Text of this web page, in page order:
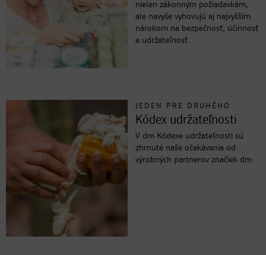
nielen zákonným požiadavkám,
ale navyše vyhovujú aj najvyšším
nárokom na bezpečnosť, účinnosť
a udržateľnosť.
JEDEN PRE DRUHÉHO
Kódex udržateľnosti
V dm Kódexe udržateľnosti sú
zhrnuté naše očakávania od
výrobných partnerov značiek dm.